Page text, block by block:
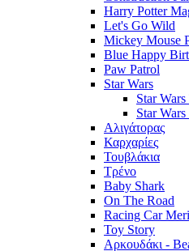
Harry Potter
Let's Go Wild
Mickey Mouse
Blue Happy
Paw Patrol
Star Wars
Star
Star
Αλιγάτορας
Καρχαρίες
Τουβλάκια
Τρένο
Baby Shark
On The Road
Racing Car
Toy Story
Αρκουδάκι -